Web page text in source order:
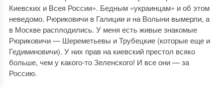
Киевских и Всея России». Бедным «украинцам» и об этом
неведомо. Рюриковичи в Галиции и на Волыни вымерли, а
в Москве расплодились. У меня есть живые знакомые
Рюриковичи — Шереметьевы и Трубецкие (которые еще и
Гедиминовичи). У них прав на киевский престол всяко
больше, чем у какого-то Зеленского! И все они — за
Россию.